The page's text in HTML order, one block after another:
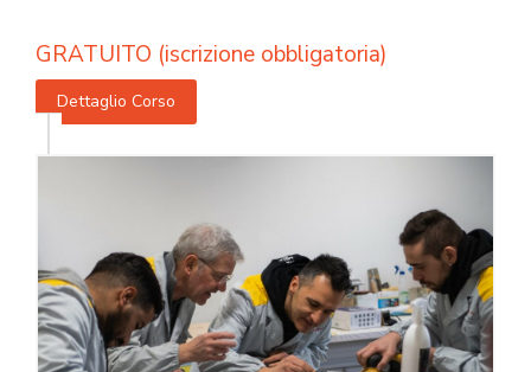
GRATUITO (iscrizione obbligatoria)
Dettaglio Corso